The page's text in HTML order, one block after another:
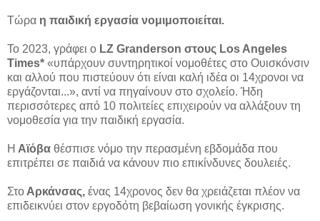
Τώρα η παιδική εργασία νομιμοποιείται.
Το 2023, γράφει ο LZ Granderson στους Los Angeles
Times* «υπάρχουν συντηρητικοί νομοθέτες στο Ουισκόνσιν
και αλλού που πιστεύουν ότι είναι καλή ιδέα οι 14χρονοι να
εργάζονται...», αντί να πηγαίνουν στο σχολείο. Ήδη
περισσότερες από 10 πολιτείες επιχειρούν να αλλάξουν τη
νομοθεσία για την παιδική εργασία.
Η Αϊόβα θέσπισε νόμο την περασμένη εβδομάδα που
επιτρέπει σε παιδιά να κάνουν πιο επικίνδυνες δουλειές.
Στο Αρκάνσας, ένας 14χρονος δεν θα χρειάζεται πλέον να
επιδεικνύει στον εργοδότη βεβαίωση γονικής έγκρισης.